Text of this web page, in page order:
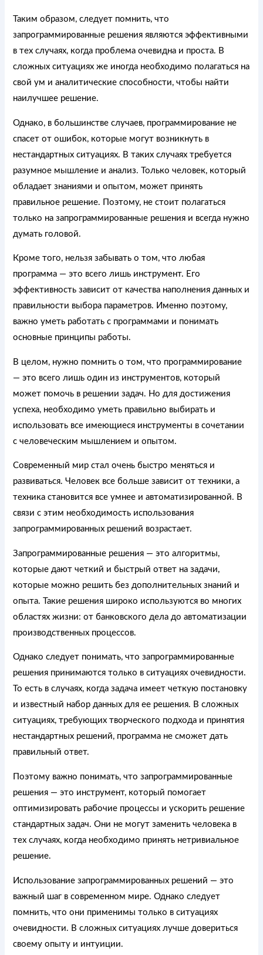
Таким образом, следует помнить, что
запрограммированные решения являются эффективными
в тех случаях, когда проблема очевидна и проста. В
сложных ситуациях же иногда необходимо полагаться на
свой ум и аналитические способности, чтобы найти
наилучшее решение.
Однако, в большинстве случаев, программирование не
спасет от ошибок, которые могут возникнуть в
нестандартных ситуациях. В таких случаях требуется
разумное мышление и анализ. Только человек, который
обладает знаниями и опытом, может принять
правильное решение. Поэтому, не стоит полагаться
только на запрограммированные решения и всегда нужно
думать головой.
Кроме того, нельзя забывать о том, что любая
программа — это всего лишь инструмент. Его
эффективность зависит от качества наполнения данных и
правильности выбора параметров. Именно поэтому,
важно уметь работать с программами и понимать
основные принципы работы.
В целом, нужно помнить о том, что программирование
— это всего лишь один из инструментов, который
может помочь в решении задач. Но для достижения
успеха, необходимо уметь правильно выбирать и
использовать все имеющиеся инструменты в сочетании
с человеческим мышлением и опытом.
Современный мир стал очень быстро меняться и
развиваться. Человек все больше зависит от техники, а
техника становится все умнее и автоматизированной. В
связи с этим необходимость использования
запрограммированных решений возрастает.
Запрограммированные решения — это алгоритмы,
которые дают четкий и быстрый ответ на задачи,
которые можно решить без дополнительных знаний и
опыта. Такие решения широко используются во многих
областях жизни: от банковского дела до автоматизации
производственных процессов.
Однако следует понимать, что запрограммированные
решения принимаются только в ситуациях очевидности.
То есть в случаях, когда задача имеет четкую постановку
и известный набор данных для ее решения. В сложных
ситуациях, требующих творческого подхода и принятия
нестандартных решений, программа не сможет дать
правильный ответ.
Поэтому важно понимать, что запрограммированные
решения — это инструмент, который помогает
оптимизировать рабочие процессы и ускорить решение
стандартных задач. Они не могут заменить человека в
тех случаях, когда необходимо принять нетривиальное
решение.
Использование запрограммированных решений — это
важный шаг в современном мире. Однако следует
помнить, что они применимы только в ситуациях
очевидности. В сложных ситуациях лучше довериться
своему опыту и интуиции.